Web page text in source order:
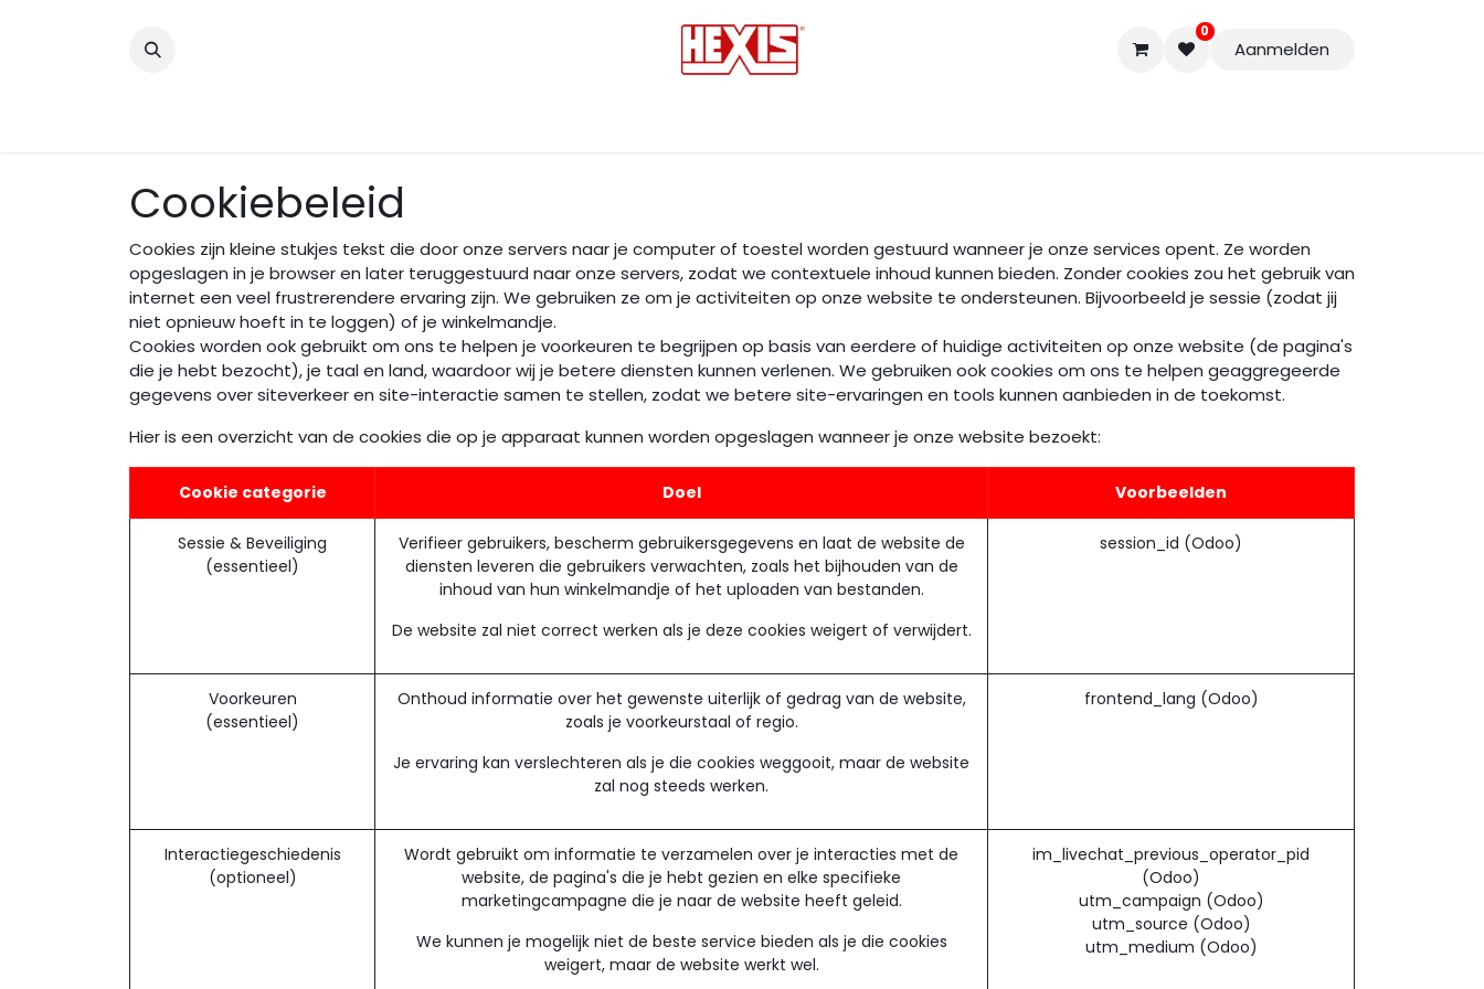
0
Aanmelden
Cookiebeleid
Cookies zijn kleine stukjes tekst die door onze servers naar je computer of toestel worden gestuurd wanneer je onze services opent. Ze worden
opgeslagen in je browser en later teruggestuurd naar onze servers, zodat we contextuele inhoud kunnen bieden. Zonder cookies zou het gebruik van
internet een veel frustrerendere ervaring zijn. We gebruiken ze om je activiteiten op onze website te ondersteunen. Bijvoorbeeld je sessie (zodat jij
niet opnieuw hoeft in te loggen) of je winkelmandje.
Cookies worden ook gebruikt om ons te helpen je voorkeuren te begrijpen op basis van eerdere of huidige activiteiten op onze website (de pagina's
die je hebt bezocht), je taal en land, waardoor wij je betere diensten kunnen verlenen. We gebruiken ook cookies om ons te helpen geaggregeerde
gegevens over siteverkeer en site-interactie samen te stellen, zodat we betere site-ervaringen en tools kunnen aanbieden in de toekomst.
Hier is een overzicht van de cookies die op je apparaat kunnen worden opgeslagen wanneer je onze website bezoekt:
Cookie categorie Doel Voorbeelden
Sessie & Beveiliging
(essentieel)
Verifieer gebruikers, bescherm gebruikersgegevens en laat de website de
diensten leveren die gebruikers verwachten, zoals het bijhouden van de
inhoud van hun winkelmandje of het uploaden van bestanden.
De website zal niet correct werken als je deze cookies weigert of verwijdert.
session_id (Odoo)
Voorkeuren
(essentieel)
Onthoud informatie over het gewenste uiterlijk of gedrag van de website,
zoals je voorkeurstaal of regio.
Je ervaring kan verslechteren als je die cookies weggooit, maar de website
zal nog steeds werken.
frontend_lang (Odoo)
Interactiegeschiedenis
(optioneel)
Wordt gebruikt om informatie te verzamelen over je interacties met de
website, de pagina's die je hebt gezien en elke specifieke
marketingcampagne die je naar de website heeft geleid.
We kunnen je mogelijk niet de beste service bieden als je die cookies
weigert, maar de website werkt wel.
im_livechat_previous_operator_pid
(Odoo)
utm_campaign (Odoo)
utm_source (Odoo)
utm_medium (Odoo)